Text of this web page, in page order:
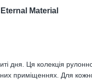
дня. Ця колекція
приміщеннях. Для
Eternal Material